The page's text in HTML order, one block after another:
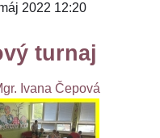
2022 12:20
turnaj
Ivana Čepová